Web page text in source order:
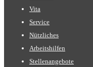
Vita
Service
Nützliches
Arbeitshilfen
Stellenangebote